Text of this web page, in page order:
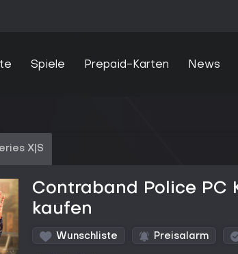
Spiele Prepaid-Karten News
X|S
Contraband Police PC
kaufen
Wunschliste Preisalarm